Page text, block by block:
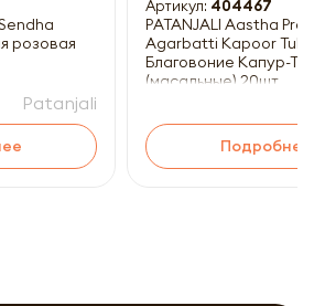
розовая
Patanjali
Артикул: 404467
PATANJALI Aastha
Agarbatti Kapoor Tulsi
Благовоние Капур-
(масальные) 20шт
Подробнее